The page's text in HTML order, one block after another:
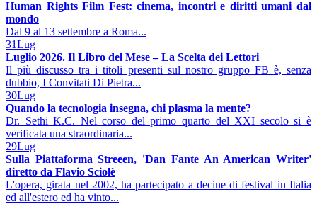
Human Rights Film Fest: cinema, incontri e diritti umani dal
mondo
Dal 9 al 13 settembre a Roma...
31Lug
Luglio 2026. Il Libro del Mese – La Scelta dei Lettori
Il più discusso tra i titoli presenti sul nostro gruppo FB è, senza
dubbio, I Convitati Di Pietra...
30Lug
Quando la tecnologia insegna, chi plasma la mente?
Dr. Sethi K.C. Nel corso del primo quarto del XXI secolo si è
verificata una straordinaria...
29Lug
Sulla Piattaforma Streeen, 'Dan Fante An American Writer'
diretto da Flavio Sciolè
L'opera, girata nel 2002, ha partecipato a decine di festival in Italia
ed all'estero ed ha vinto...